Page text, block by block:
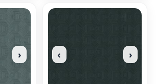
› ‹ ›